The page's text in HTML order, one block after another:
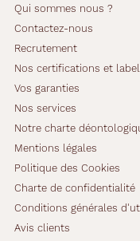
Qui sommes nous ?
Contactez-nous
Recrutement
Nos certifications et
Vos garanties
Nos services
Notre charte
Mentions légales
Politique des Cookies
Charte de confidentialité
Conditions générales
Avis clients